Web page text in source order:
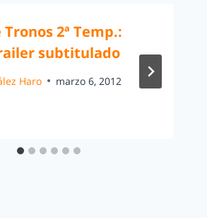
Tronos 2ª Temp.:
subtitulado
Haro marzo 6, 2012